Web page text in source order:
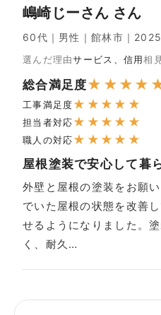
嶋崎じーさん さん
60代｜男性｜館林市｜
選んだ理由サービス、信用相
総合満足度★ ★ ★ ★
工事満足度★ ★ ★ ★ ★
担当者対応★ ★ ★ ★ ★
職人の対応★ ★ ★ ★ ★
屋根塗装で安心して暮
外壁と屋根の塗装をお願
でいた屋根の状態を改善
せるようになりました。
く、耐久…